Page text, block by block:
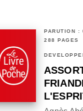
PARUTION :
288 PAGES